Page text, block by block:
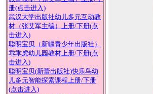
册(点击进入)
武汉大学出版社幼儿多元互动教
材（张艾军主编）上册/下册(点
击进入)
聪明宝贝（新疆青少年出版社）
乖乖虎幼儿园教材上册/下册(点
击进入)
聪明宝贝(新蕾出版社)快乐鸟幼
儿多元智能探索课程上册/下册
(点击进入)